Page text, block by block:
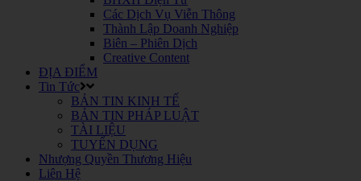
Các Dịch Vụ Viễn Thông
Thành Lập Doanh Nghiệp
Biên – Phiên Dịch
Creative Content
ĐỊA ĐIỂM
Tin Tức
BẢN TIN KINH TẾ
BẢN TIN PHÁP LUẬT
TÀI LIỆU
TUYỂN DỤNG
Nhượng Quyền Thương Hiệu
Liên Hệ